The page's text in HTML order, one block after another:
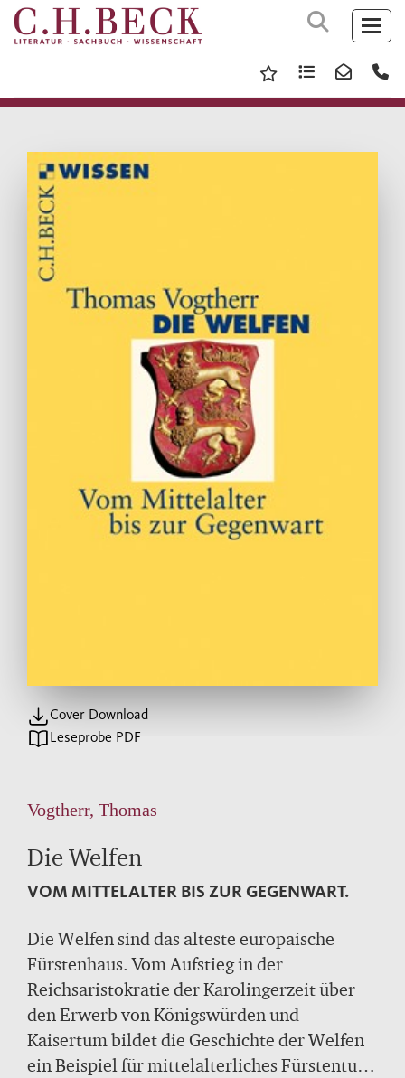
Cover Download
Leseprobe PDF
Vogtherr, Thomas
Die Welfen
VOM MITTELALTER BIS ZUR GEGENWART.
Die Welfen sind das älteste europäische
Fürstenhaus. Vom Aufstieg in der
Reichsaristokratie der Karolingerzeit über
den Erwerb von Königswürden und
Kaisertum bildet die Geschichte der Welfen
ein Beispiel für mittelalterliches Fürstentum